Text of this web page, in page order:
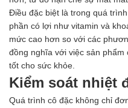
Điều đặc biệt là trong quá
phần có lợi như vitamin và
mức cao hơn so với các
đồng nghĩa với việc sản phẩm
tốt cho sức khỏe.
Kiểm soát nhiệt
Quá trình cô đặc không chỉ